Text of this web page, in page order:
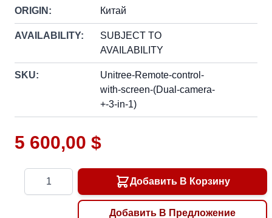
ORIGIN: Китай
AVAILABILITY:
SUBJECT TO
AVAILABILITY
SKU:
Unitree-Remote-control-
with-screen-(Dual-camera-
+-3-in-1)
5 600,00 $
Добавить В Корзину
Добавить В Предложение